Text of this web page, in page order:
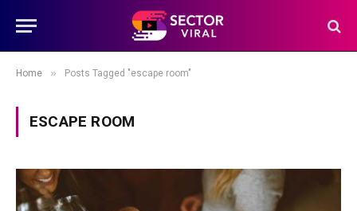
Home » Posts Tagged "escape room"
ESCAPE ROOM